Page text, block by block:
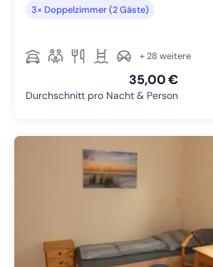
3× Doppelzimmer (2 Gäste)
+ 28 weitere
35,00 €
Durchschnitt pro Nacht & Person